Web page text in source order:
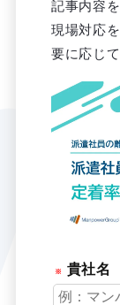
記事内容
現場対応
要に応じ
貴社名